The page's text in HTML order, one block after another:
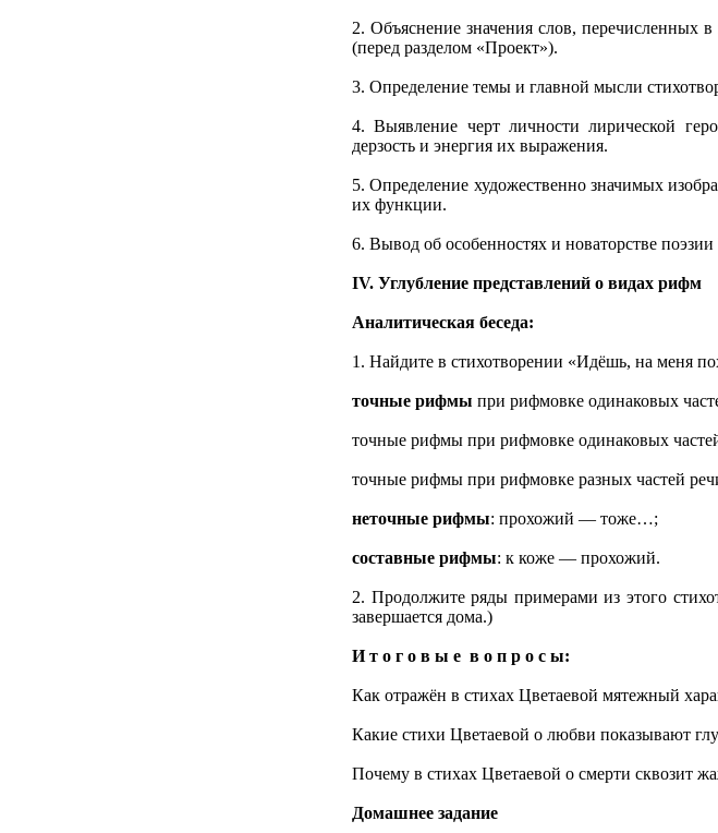
2. Объяснение значения слов, перечисленных
(перед разделом «Проект»).
3. Определение темы и главной мысли
4. Выявление черт личности лирической
дерзость и энергия их выражения.
5. Определение художественно значимых
их функции.
6. Вывод об особенностях и новаторстве
IV. Углубление представлений о видах рифм
Аналитическая беседа:
1. Найдите в стихотворении «Идёшь, на меня
точные рифмы при рифмовке одинаковых
точные рифмы при рифмовке одинаковых
точные рифмы при рифмовке разных частей
неточные рифмы: прохожий — тоже…;
составные рифмы: к коже — прохожий.
2. Продолжите ряды примерами из этого
завершается дома.)
И т о г о в ы е в о п р о с ы:
Как отражён в стихах Цветаевой мятежный
Какие стихи Цветаевой о любви показывают
Почему в стихах Цветаевой о смерти сквозит
Домашнее задание